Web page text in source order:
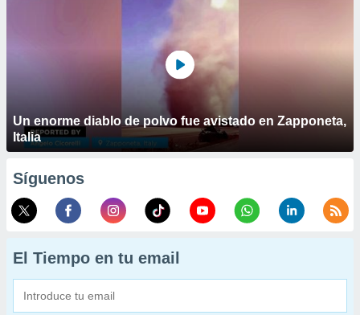
Un enorme diablo de polvo fue avistado en Zapponeta,
Italia
Síguenos
El Tiempo en tu email